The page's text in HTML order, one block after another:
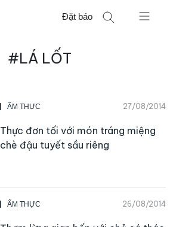
Đặt báo
#LÁ LỐT
ẨM THỰC 27/08/2014
Thực đơn tối với món tráng miệng
chè đậu tuyết sầu riêng
ẨM THỰC 26/08/2014